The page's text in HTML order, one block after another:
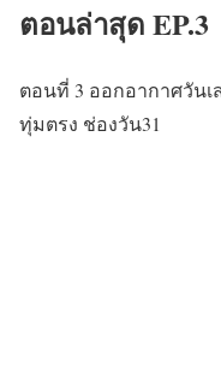
ตอนล่าสุด EP.3
ตอนที่ 3 ออกอากาศวันเ
ทุ่มตรง ช่องวัน31